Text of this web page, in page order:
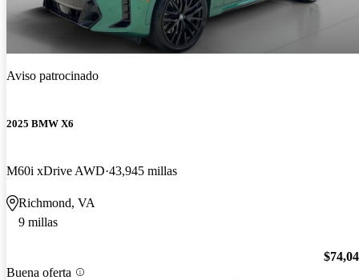
Aviso patrocinado
2025 BMW X6
M60i xDrive AWD 43,945 millas
Richmond, VA
9 millas
Buena oferta